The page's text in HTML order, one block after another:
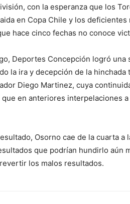
con la esperanza que los
en Copa Chile y los
hace cinco fechas no conoce
Deportes Concepción logró
la ira y decepción de la
Diego Martinez, cuya
en anteriores interpelaciones
Osorno cae de la cuarta
que podrían hundirlo aún
los malos resultados.